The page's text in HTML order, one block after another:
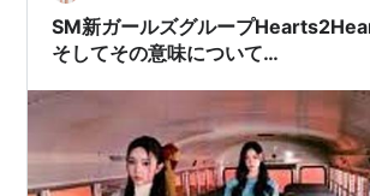
SM新ガールズグループ
そしてその意味について…